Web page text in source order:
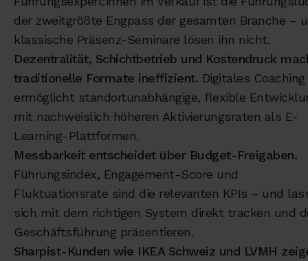
der zweitgrößte Engpass der gesamten Branche –
klassische Präsenz-Seminare lösen ihn nicht.
Dezentralität, Schichtbetrieb und Kostendruck
traditionelle Formate ineffizient. Digitales Coaching
ermöglicht standortunabhängige, flexible
mit nachweislich höheren Aktivierungsraten als E-
Learning-Plattformen.
Messbarkeit entscheidet über Budget-Freigaben.
Führungsindex, Engagement-Score und
Fluktuationsrate sind die relevanten KPIs – und
sich mit dem richtigen System direkt tracken und
Geschäftsführung präsentieren.
Sharpist-Kunden wie IKEA Schweiz und LVMH